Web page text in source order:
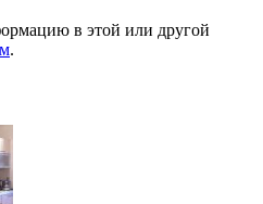
в этой или другой
.